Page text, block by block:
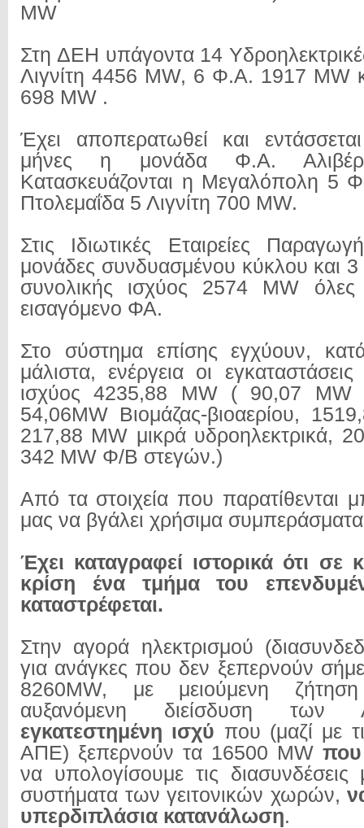
MW
Στη ΔΕΗ υπάγοντα 14
Λιγνίτη 4456 MW, 6 Φ.Α. 1917 MW
698 ΜW .
Έχει αποπερατωθεί και
μήνες η μονάδα Φ.Α.
Κατασκευάζονται η Μεγαλόπολη 5
Πτολεμαΐδα 5 Λιγνίτη 700 MW.
Στις Ιδιωτικές Εταιρείες
μονάδες συνδυασμένου κύκλου και 3
συνολικής ισχύος 2574 MW
εισαγόμενο ΦΑ.
Στο σύστημα επίσης εγχύουν,
μάλιστα, ενέργεια οι
ισχύος 4235,88 MW ( 90,07 MW
54,06MW Βιομάζας-βιοαερίου,
217,88 MW μικρά υδροηλεκτρικά,
342 MW Φ/Β στεγών.)
Από τα στοιχεία που παρατίθενται
μας να βγάλει χρήσιμα
Έχει καταγραφεί ιστορικά ότι σε
κρίση ένα τμήμα του
καταστρέφεται.
Στην αγορά ηλεκτρισμού
για ανάγκες που δεν ξεπερνούν
8260MW, με μειούμενη
αυξανόμενη διείσδυση
εγκατεστημένη ισχύ που (μαζί με
ΑΠΕ) ξεπερνούν τα 16500 MW
να υπολογίσουμε τις διασυνδέσεις
συστήματα των γειτονικών χωρών,
υπερδιπλάσια κατανάλωση.